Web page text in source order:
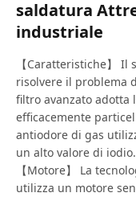
saldatura
industriale
【Caratteristiche】
risolvere il problema
filtro avanzato adotta
efficacemente
antiodore di gas
un alto valore di
【Motore】 La
utilizza un motore